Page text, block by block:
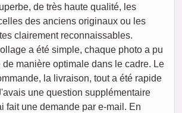
de très haute qualité, les
des anciens originaux ou les
clairement reconnaissables.
a été simple, chaque photo a pu
manière optimale dans le cadre. Le
la livraison, tout a été rapide
une question supplémentaire
fait une demande par e-mail. En